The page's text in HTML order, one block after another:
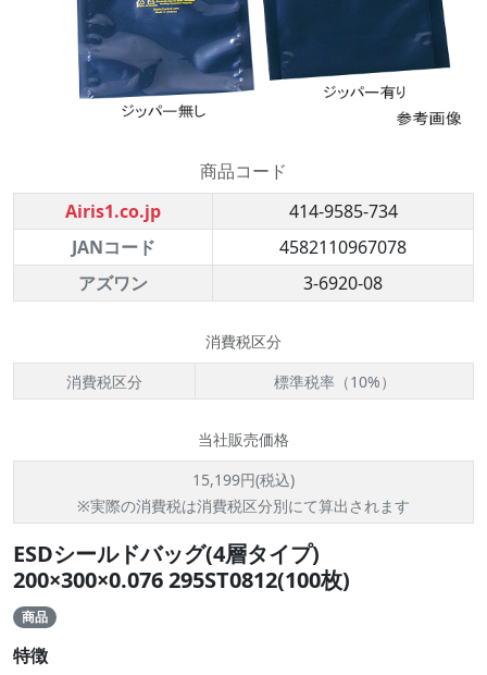
商品コード
Airis1.co.jp
414-9585-734
JANコード
4582110967078
アズワン
3-6920-08
消費税区分
消費税区分
標準税率（10%）
当社販売価格
15,199円(税込)
※実際の消費税は消費税区分別にて算出されます
ESDシールドバッグ(4層タイプ)
200×300×0.076 295ST0812(100枚)
商品
特徴